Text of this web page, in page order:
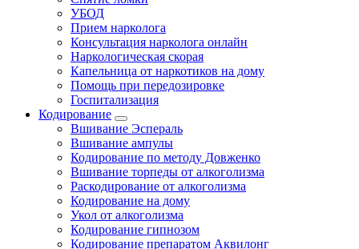
УБОД
Прием нарколога
Консультация нарколога онлайн
Наркологическая скорая
Капельница от наркотиков на дому
Помощь при передозировке
Госпитализация
Кодирование
Вшивание Эспераль
Вшивание ампулы
Кодирование по методу Довженко
Вшивание торпеды от алкоголизма
Раскодирование от алкоголизма
Кодирование на дому
Укол от алкоголизма
Кодирование гипнозом
Кодирование препаратом Аквилонг